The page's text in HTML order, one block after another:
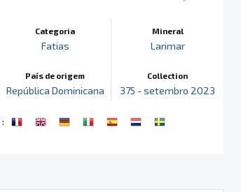
Categoria
Fatias
País de origem
República Dominicana
Mineral
Larimar
Collection
375 - setembro 2023
: